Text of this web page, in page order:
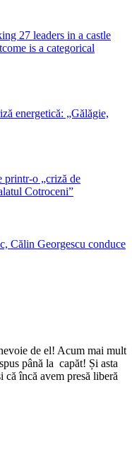
27 leaders in a castle
is a categorical
energetică: „Gălăgie,
printr-o „criză de
Cotroceni”
Călin Georgescu conduce
de el! Acum mai mult
până la capăt! Și asta
încă avem presă liberă